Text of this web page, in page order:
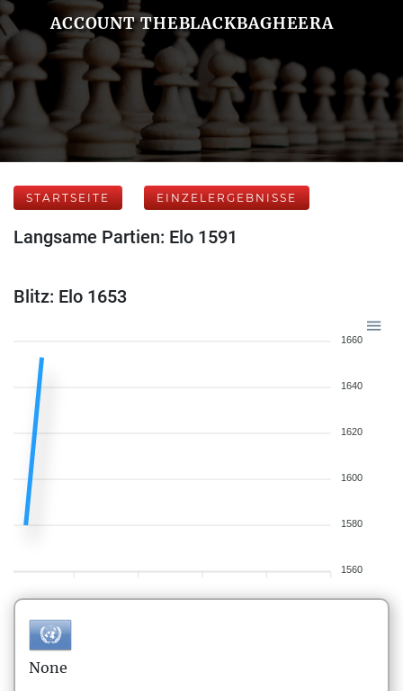
ACCOUNT THEBLACKBAGHEERA
STARTSEITE EINZELERGEBNISSE
Langsame Partien: Elo 1591
Blitz: Elo 1653
1660
1640
1620
1600
1580
1560
None